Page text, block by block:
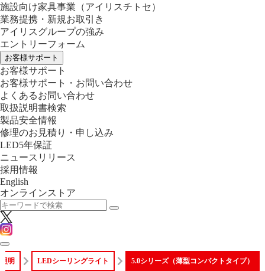
施設向け家具事業 （アイリスチトセ）
業務提携・新規お取引き
アイリスグループの強み
エントリーフォーム
お客様サポート
お客様サポート
お客様サポート・お問い合わせ
よくあるお問い合わせ
取扱説明書検索
製品安全情報
修理のお見積り・申し込み
LED5年保証
ニュースリリース
採用情報
English
オンラインストア
照明 LEDシーリングライト 5.0シリーズ（薄型コンパクトタイプ）